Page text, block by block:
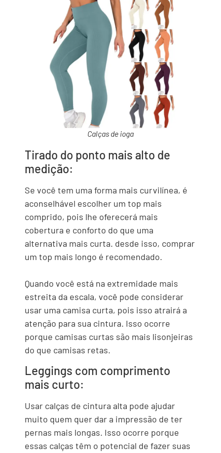
Calças de ioga
Tirado do ponto mais alto de
medição:
Se você tem uma forma mais curvilínea, é
aconselhável escolher um top mais
comprido, pois lhe oferecerá mais
cobertura e conforto do que uma
alternativa mais curta. desde isso, comprar
um top mais longo é recomendado.
Quando você está na extremidade mais
estreita da escala, você pode considerar
usar uma camisa curta, pois isso atrairá a
atenção para sua cintura. Isso ocorre
porque camisas curtas são mais lisonjeiras
do que camisas retas.
Leggings com comprimento
mais curto:
Usar calças de cintura alta pode ajudar
muito quem quer dar a impressão de ter
pernas mais longas. Isso ocorre porque
essas calças têm o potencial de fazer suas